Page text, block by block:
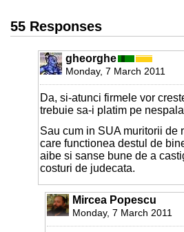
55 Responses
gheorghe
Monday, 7 March 2011
Da, si-atunci firmele vor
trebuie sa-i platim pe
Sau cum in SUA muritorii de
care functionea destul de
aibe si sanse bune de a
costuri de judecata.
Mircea Popescu
Monday, 7 March 2011